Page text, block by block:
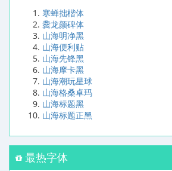
寒蝉拙楷体
爨龙颜碑体
山海明净黑
山海便利贴
山海先锋黑
山海摩卡黑
山海潮玩星球
山海格桑卓玛
山海标题黑
山海标题正黑
最热字体